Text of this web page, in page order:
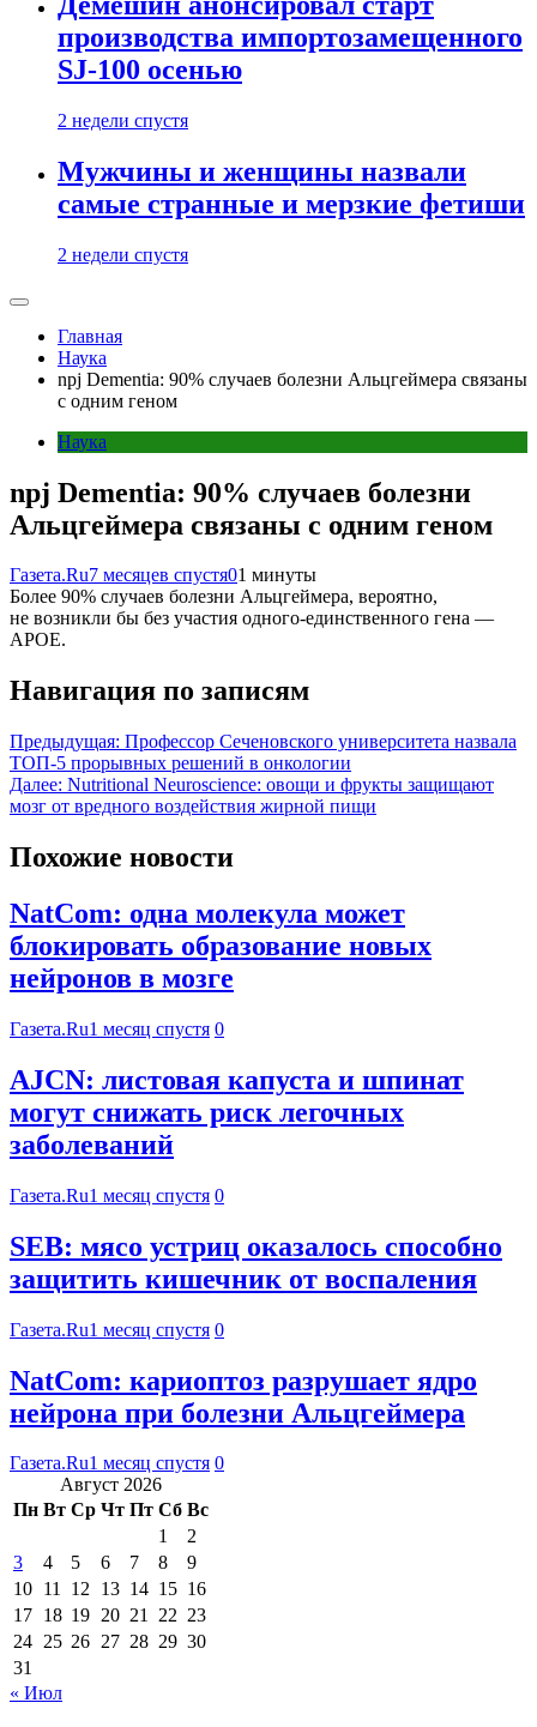
производства импортозамещенного
SJ-100 осенью
2 недели спустя
Мужчины и женщины назвали
самые странные и мерзкие фетиши
2 недели спустя
Главная
Наука
npj Dementia: 90% случаев болезни Альцгеймера связаны
с одним геном
Наука
npj Dementia: 90% случаев болезни
Альцгеймера связаны с одним геном
Газета.Ru7 месяцев спустя01 минуты
Более 90% случаев болезни Альцгеймера, вероятно,
не возникли бы без участия одного-единственного гена —
APOE.
Навигация по записям
Предыдущая: Профессор Сеченовского университета назвала
ТОП-5 прорывных решений в онкологии
Далее: Nutritional Neuroscience: овощи и фрукты защищают
мозг от вредного воздействия жирной пищи
Похожие новости
NatCom: одна молекула может
блокировать образование новых
нейронов в мозге
Газета.Ru1 месяц спустя 0
AJCN: листовая капуста и шпинат
могут снижать риск легочных
заболеваний
Газета.Ru1 месяц спустя 0
SEB: мясо устриц оказалось способно
защитить кишечник от воспаления
Газета.Ru1 месяц спустя 0
NatCom: кариоптоз разрушает ядро
нейрона при болезни Альцгеймера
Газета.Ru1 месяц спустя 0
Август 2026
Пн Вт Ср Чт Пт Сб Вс
1
2
3
4 5 6 7 8
9
10 11 12 13 14 15 16
17 18 19 20 21 22 23
24 25 26 27 28 29 30
31
« Июл